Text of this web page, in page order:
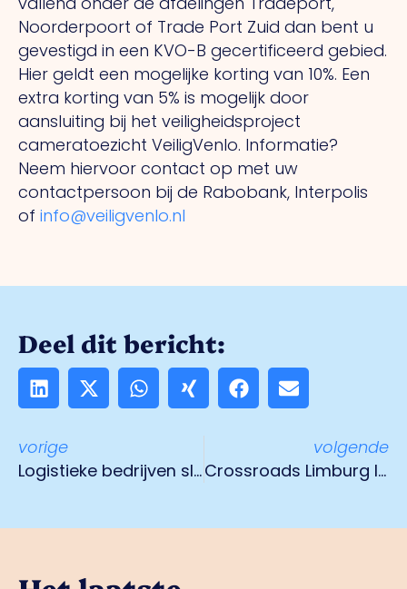
Noorderpoort of Trade Port Zuid dan bent u
gevestigd in een KVO-B gecertificeerd gebied.
Hier geldt een mogelijke korting van 10%. Een
extra korting van 5% is mogelijk door
aansluiting bij het veiligheidsproject
cameratoezicht VeiligVenlo. Informatie?
Neem hiervoor contact op met uw
contactpersoon bij de Rabobank, Interpolis
of info@veiligvenlo.nl
Deel dit bericht:
vorige
Logistieke bedrijven slaan handen ineen om studenten en werkzoekenden te enthousiasmeren voor sector
volgende
Crossroads Limburg lanceert Subsidie Startfee Fonds